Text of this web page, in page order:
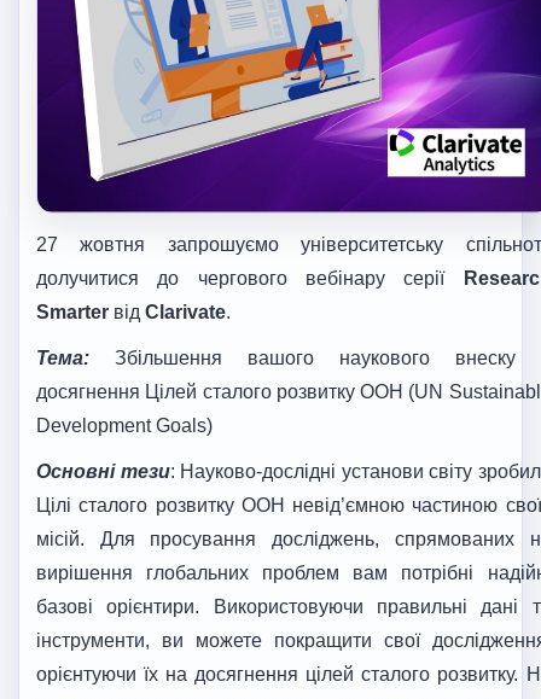
27 жовтня запрошуємо університетську
долучитися до чергового вебінару серії
Smarter від Clarivate.
Тема: Збільшення вашого наукового внеску
досягнення Цілей сталого розвитку ООН (UN
Development Goals)
Основні тези: Науково-дослідні установи світу
Цілі сталого розвитку ООН невід’ємною частиною
місій. Для просування досліджень, спрямованих
вирішення глобальних проблем вам потрібні
базові орієнтири. Використовуючи правильні дані
інструменти, ви можете покращити свої
орієнтуючи їх на досягнення цілей сталого розвитку.